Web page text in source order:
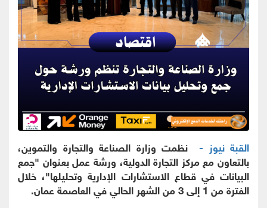
القبة نيوز - نظمت وزارة الصناعة والتجارة والتموين،
بالتعاون مع مركز التجارة الدولية، ورشة عمل بعنوان "جمع
البيانات في قطاع الاستشارات الإدارية وتحليلها"، خلال
الفترة من 1 إلى 3 من الشهر الحالي في العاصمة عمان.